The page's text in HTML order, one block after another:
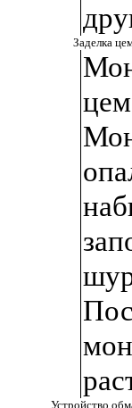
Заделка
Устройство